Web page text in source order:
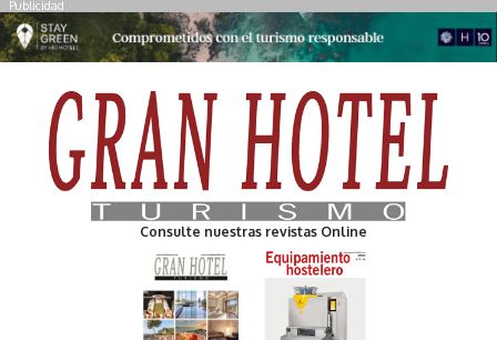
Publicidad
Consulte nuestras revistas Online